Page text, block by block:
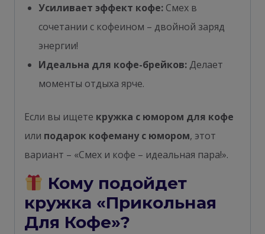
Усиливает эффект кофе: Смех в
сочетании с кофеином – двойной заряд
энергии!
Идеальна для кофе-брейков: Делает
моменты отдыха ярче.
Если вы ищете кружка с юмором для кофе
или подарок кофеману с юмором, этот
вариант – «Смех и кофе – идеальная пара!».
Кому подойдет
кружка «Прикольная
Для Кофе»?